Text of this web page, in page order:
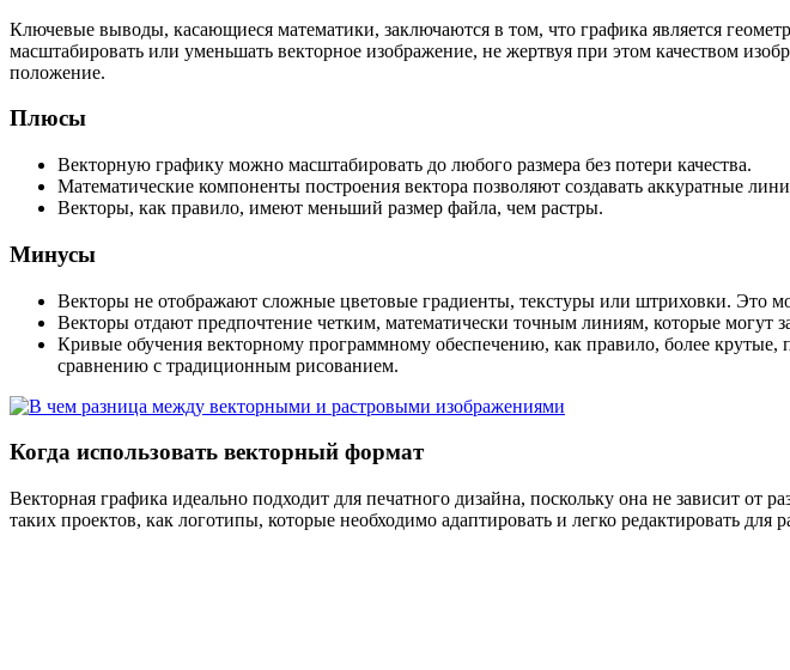
Ключевые выводы, касающиеся математики, заключаются в том, что графика является
масштабировать или уменьшать векторное изображение, не жертвуя при этом качеством
положение.
Плюсы
Векторную графику можно масштабировать до любого размера без потери качества.
Математические компоненты построения вектора позволяют создавать аккуратные
Векторы, как правило, имеют меньший размер файла, чем растры.
Минусы
Векторы не отображают сложные цветовые градиенты, текстуры или штриховки. Это
Векторы отдают предпочтение четким, математически точным линиям, которые могут
Кривые обучения векторному программному обеспечению, как правило, более
сравнению с традиционным рисованием.
Когда использовать векторный формат
Векторная графика идеально подходит для печатного дизайна, поскольку она не зависит
таких проектов, как логотипы, которые необходимо адаптировать и легко редактировать для